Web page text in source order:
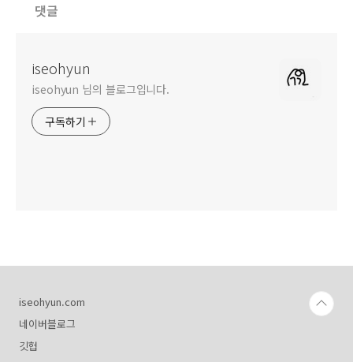
댓글
iseohyun
iseohyun 님의 블로그입니다.
구독하기
iseohyun.com
네이버블로그
깃헙